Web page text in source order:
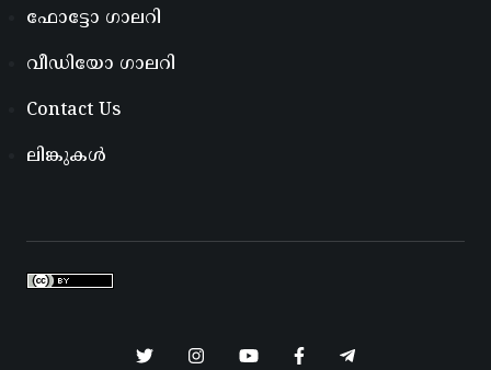
ഫോട്ടോ ഗാലറി
വീഡിയോ ഗാലറി
Contact Us
ലിങ്കുകൾ